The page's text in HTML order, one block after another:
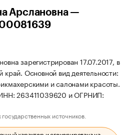
Арслановна —
зарегистрирован 17.07.2017, в
Основной вид деятельности:
и салонами красоты.
263411039620 и ОГРНИП:
источников.